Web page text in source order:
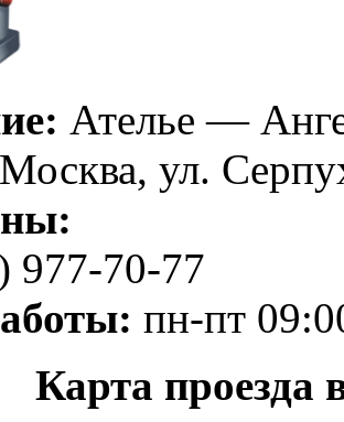
Ателье —
Москва, ул.
977-70-77
пн-пт
Карта проезда